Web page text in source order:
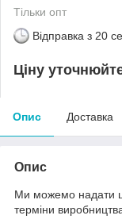
Тільки опт
Відправка з 20
Ціну
Опис Доставка
Опис
Ми можемо надати
терміни